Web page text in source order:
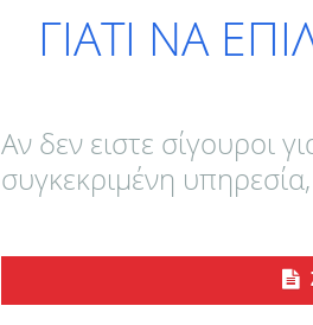
ΓΙΑΤΙ ΝΑ
Αν δεν ειστε σίγουροι
συγκεκριμένη